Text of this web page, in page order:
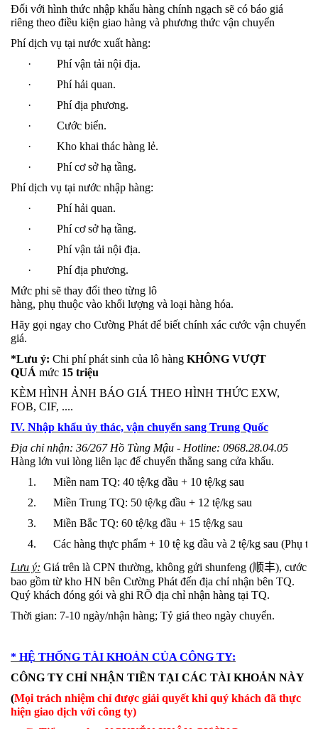
Đối với hình thức nhập khẩu hàng chính ngạch sẽ có báo giá
riêng theo điều kiện giao hàng và phương thức vận chuyển
Phí dịch vụ tại nước xuất hàng:
· Phí vận tải nội địa.
· Phí hải quan.
· Phí địa phương.
· Cước biển.
· Kho khai thác hàng lẻ.
· Phí cơ sở hạ tầng.
Phí dịch vụ tại nước nhập hàng:
· Phí hải quan.
· Phí cơ sở hạ tầng.
· Phí vận tải nội địa.
· Phí địa phương.
Mức phi sẽ thay đổi theo từng lô
hàng, phụ thuộc vào khối lượng và loại hàng hóa.
Hãy gọi ngay cho Cường Phát để biết chính xác cước vận chuyển
giá.
*Lưu ý: Chi phí phát sinh của lô hàng KHÔNG VƯỢT
QUÁ mức 15 triệu
KÈM HÌNH ẢNH BÁO GIÁ THEO HÌNH THỨC EXW,
FOB, CIF, ....
IV. Nhập khẩu ủy thác, vận chuyển sang Trung Quốc
Địa chỉ nhận: 36/267 Hồ Tùng Mậu - Hotline: 0968.28.04.05
Hàng lớn vui lòng liên lạc để chuyển thẳng sang cửa khẩu.
1. Miền nam TQ: 40 tệ/kg đầu + 10 tệ/kg sau
2. Miền Trung TQ: 50 tệ/kg đầu + 12 tệ/kg sau
3. Miền Bắc TQ: 60 tệ/kg đầu + 15 tệ/kg sau
4. Các hàng thực phẩm + 10 tệ kg đầu và 2 tệ/kg sau (Phụ
Lưu ý: Giá trên là CPN thường, không gửi shunfeng (顺丰), cước
bao gồm từ kho HN bên Cường Phát đến địa chỉ nhận bên TQ.
Quý khách đóng gói và ghi RÕ địa chỉ nhận hàng tại TQ.
Thời gian: 7-10 ngày/nhận hàng; Tỷ giá theo ngày chuyển.
* HỆ THỐNG TÀI KHOẢN CỦA CÔNG TY:
CÔNG TY CHỈ NHẬN TIỀN TẠI CÁC TÀI KHOẢN NÀY
(Mọi trách nhiệm chỉ được giải quyết khi quý khách đã thực
hiện giao dịch với công ty)